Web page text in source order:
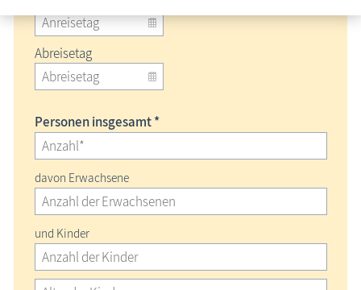
Abreisetag
Personen insgesamt *
davon Erwachsene
und Kinder